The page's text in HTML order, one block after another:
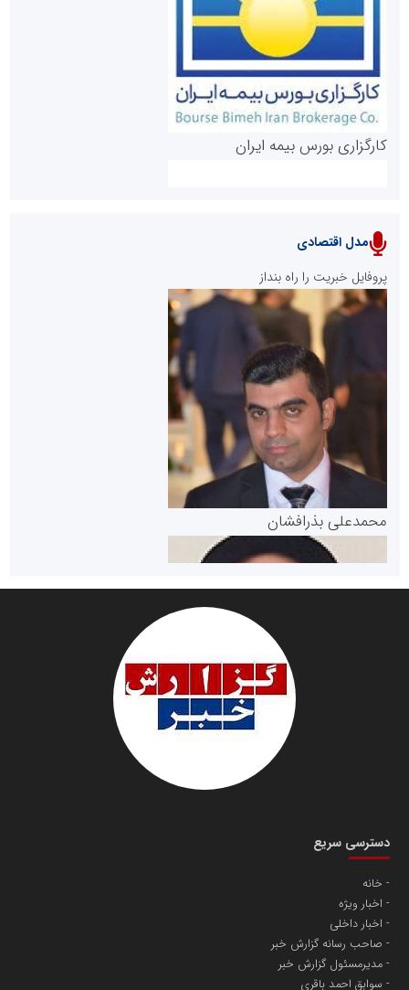
روابط عمومی خبرگزاری گزارش خبر
پایگاه خبری نهضت ملی مسکن
پایگاه خبری گفتمان یزد
دانشگاه سئوی ایران
کارگزاری بورس بیمه ایران
سازمان بورس و اوراق بهادار
مرجع اخبار موثق در بازارسرمایه
سازمان صنعت،معدن و تجارت
آهن و فولاد غدیر ایرانیان
تامین آهن اسفنجی تولیدکنندگان فولاد در کشور
مدل اقتصادی
پروفایل خبریت را راه بنداز
محمدعلی بذرافشان
مریم حاج نوروز نظری
دسترسی سریع
خانه
اخبار ویژه
اخبار داخلی
صاحب رسانه گزارش خبر
مدیرمسئول گزارش خبر
سوابق احمد باقری